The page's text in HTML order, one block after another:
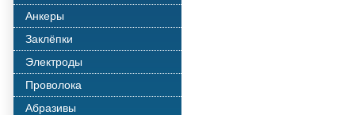
Анкеры
Заклёпки
Электроды
Проволока
Абразивы